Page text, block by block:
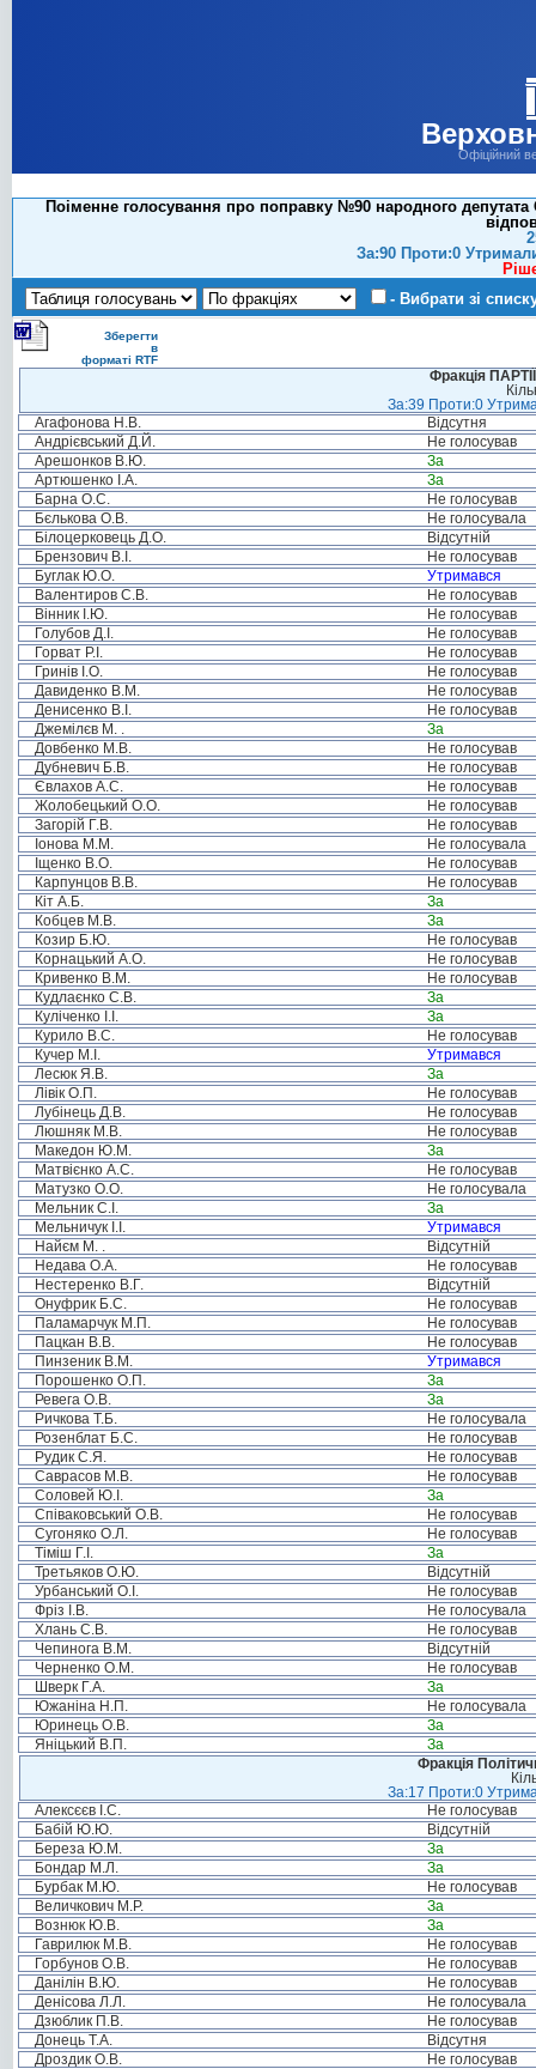
Офіційний
Поіменне голосування про поправку №90 народного
За:90 Проти:0
- Вибрати зі
Зберегти
в
форматі RTF
Фракція
За:39 Проти:0
Агафонова Н.В.
Відсутня
Андрієвський Д.Й.
Не голосував
Арешонков В.Ю.
За
Артюшенко І.А.
За
Барна О.С.
Не голосував
Бєлькова О.В.
Не голосувала
Білоцерковець Д.О.
Відсутній
Брензович В.І.
Не голосував
Буглак Ю.О.
Утримався
Валентиров С.В.
Не голосував
Вінник І.Ю.
Не голосував
Голубов Д.І.
Не голосував
Горват Р.І.
Не голосував
Гринів І.О.
Не голосував
Давиденко В.М.
Не голосував
Денисенко В.І.
Не голосував
Джемілєв М. .
За
Довбенко М.В.
Не голосував
Дубневич Б.В.
Не голосував
Євлахов А.С.
Не голосував
Жолобецький О.О.
Не голосував
Загорій Г.В.
Не голосував
Іонова М.М.
Не голосувала
Іщенко В.О.
Не голосував
Карпунцов В.В.
Не голосував
Кіт А.Б.
За
Кобцев М.В.
За
Козир Б.Ю.
Не голосував
Корнацький А.О.
Не голосував
Кривенко В.М.
Не голосував
Кудлаєнко С.В.
За
Куліченко І.І.
За
Курило В.С.
Не голосував
Кучер М.І.
Утримався
Лесюк Я.В.
За
Лівік О.П.
Не голосував
Лубінець Д.В.
Не голосував
Люшняк М.В.
Не голосував
Македон Ю.М.
За
Матвієнко А.С.
Не голосував
Матузко О.О.
Не голосувала
Мельник С.І.
За
Мельничук І.І.
Утримався
Найєм М. .
Відсутній
Недава О.А.
Не голосував
Нестеренко В.Г.
Відсутній
Онуфрик Б.С.
Не голосував
Паламарчук М.П.
Не голосував
Пацкан В.В.
Не голосував
Пинзеник В.М.
Утримався
Порошенко О.П.
За
Ревега О.В.
За
Ричкова Т.Б.
Не голосувала
Розенблат Б.С.
Не голосував
Рудик С.Я.
Не голосував
Саврасов М.В.
Не голосував
Соловей Ю.І.
За
Співаковський О.В.
Не голосував
Сугоняко О.Л.
Не голосував
Тіміш Г.І.
За
Третьяков О.Ю.
Відсутній
Урбанський О.І.
Не голосував
Фріз І.В.
Не голосувала
Хлань С.В.
Не голосував
Чепинога В.М.
Відсутній
Черненко О.М.
Не голосував
Шверк Г.А.
За
Южаніна Н.П.
Не голосувала
Юринець О.В.
За
Яніцький В.П.
За
Фракція
За:17 Проти:0
Алексєєв І.С.
Не голосував
Бабій Ю.Ю.
Відсутній
Береза Ю.М.
За
Бондар М.Л.
За
Бурбак М.Ю.
Не голосував
Величкович М.Р.
За
Вознюк Ю.В.
За
Гаврилюк М.В.
Не голосував
Горбунов О.В.
Не голосував
Данілін В.Ю.
Не голосував
Денісова Л.Л.
Не голосувала
Дзюблик П.В.
Не голосував
Донець Т.А.
Відсутня
Дроздик О.В.
Не голосував